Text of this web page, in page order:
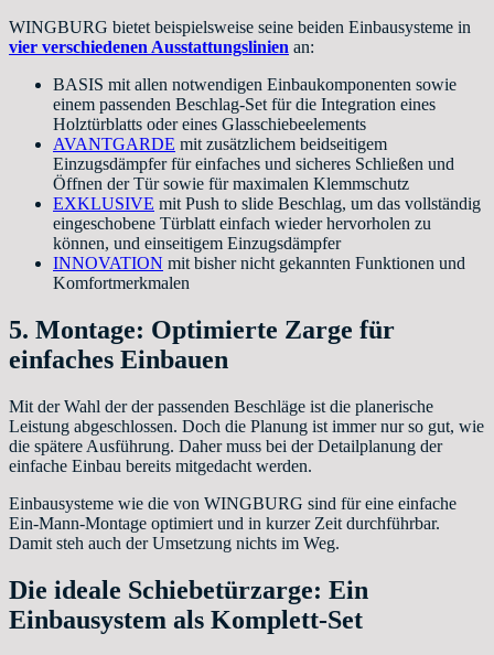
WINGBURG bietet beispielsweise seine beiden Einbausysteme in
vier verschiedenen Ausstattungslinien an:
BASIS mit allen notwendigen Einbaukomponenten sowie
einem passenden Beschlag-Set für die Integration eines
Holztürblatts oder eines Glasschiebeelements
AVANTGARDE mit zusätzlichem beidseitigem
Einzugsdämpfer für einfaches und sicheres Schließen und
Öffnen der Tür sowie für maximalen Klemmschutz
EXKLUSIVE mit Push to slide Beschlag, um das vollständig
eingeschobene Türblatt einfach wieder hervorholen zu
können, und einseitigem Einzugsdämpfer
INNOVATION mit bisher nicht gekannten Funktionen und
Komfortmerkmalen
5. Montage: Optimierte Zarge für
einfaches Einbauen
Mit der Wahl der der passenden Beschläge ist die planerische
Leistung abgeschlossen. Doch die Planung ist immer nur so gut, wie
die spätere Ausführung. Daher muss bei der Detailplanung der
einfache Einbau bereits mitgedacht werden.
Einbausysteme wie die von WINGBURG sind für eine einfache
Ein-Mann-Montage optimiert und in kurzer Zeit durchführbar.
Damit steh auch der Umsetzung nichts im Weg.
Die ideale Schiebetürzarge: Ein
Einbausystem als Komplett-Set